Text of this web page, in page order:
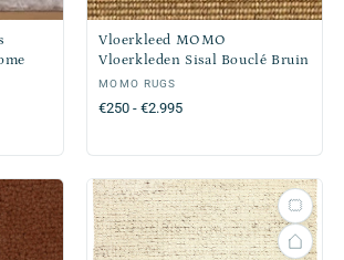
Vloerkleed MOMO
Vloerkleden Sisal Bouclé Bruin
Verkoper:
MOMO RUGS
Normale
€250 - €2.995